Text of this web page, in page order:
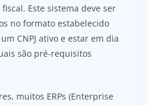
Este sistema deve ser
no formato estabelecido
CNPJ ativo e estar em dia
são pré-requisitos
muitos ERPs (Enterprise